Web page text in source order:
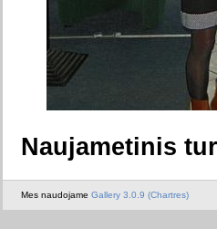
Naujametinis
Mes naudojame Gallery 3.0.9 (Chartres)